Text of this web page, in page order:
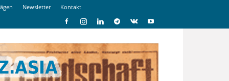
Newsletter Kontakt